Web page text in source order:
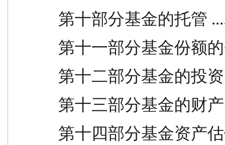
第十部分基金的托管
第十一部分基金份额
第十二部分基金的投资
第十三部分基金的财产
第十四部分基金资产估